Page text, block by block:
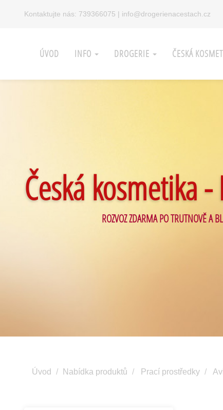
Kontaktujte nás: 739366075 | info@drogerienacestach.cz
ÚVOD INFO DROGERIE ČESKÁ
Česká kosmetika
ROZVOZ ZDARMA PO TRUTNOVĚ A
Úvod Nabídka produktů Prací prostředky